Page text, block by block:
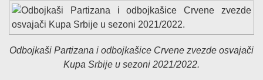
Odbojkaši Partizana i odbojkašice Crvene zvezde osvajači
Kupa Srbije u sezoni 2021/2022.